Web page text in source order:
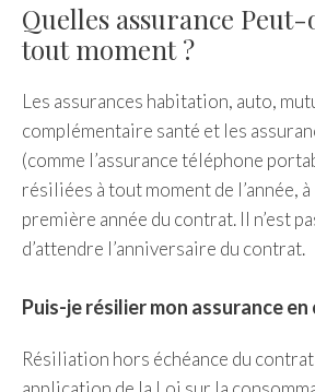
Quelles assurance
tout moment ?
Les assurances habitation, auto,
complémentaire santé et les
(comme l’assurance téléphone
résiliées à tout moment de l’année, à
première année du contrat. Il n’est
d’attendre l’anniversaire du contrat.
Puis-je résilier mon assurance en
Résiliation hors échéance du contrat